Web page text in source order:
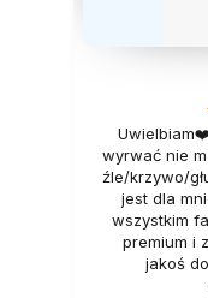
wyrwać nie
źle/krzywo/
jest dla
wszystkim
premium i
jakoś